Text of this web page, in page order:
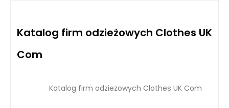
Katalog firm odzieżowych Clothes UK
Com
Katalog firm odzieżowych Clothes UK Com